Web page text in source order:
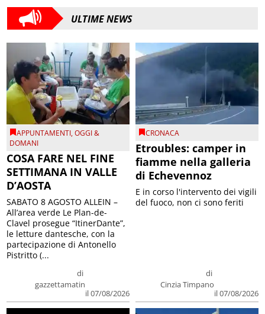
ULTIME NEWS
APPUNTAMENTI,OGGI &
DOMANI
COSA FARE NEL FINE
SETTIMANA IN VALLE
D’AOSTA
di
gazzettamatin
il 07/08/2026
SABATO 8 AGOSTO ALLEIN –
All’area verde Le Plan-de-
Clavel prosegue “ItinerDante”,
le letture dantesche, con la
partecipazione di Antonello
Pistritto (...
CRONACA
Etroubles: camper in
fiamme nella galleria
di Echevennoz
di
Cinzia Timpano
il 07/08/2026
E in corso l'intervento dei vigili
del fuoco, non ci sono feriti